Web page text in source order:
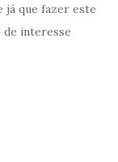
já que fazer este
interesse